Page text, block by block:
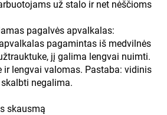
už stalo ir net nėščioms
pagalvės apvalkalas:
pagamintas iš medvilnės
jį galima lengvai nuimti.
lengvai valomas. Pastaba: vidinis
negalima.
skausmą